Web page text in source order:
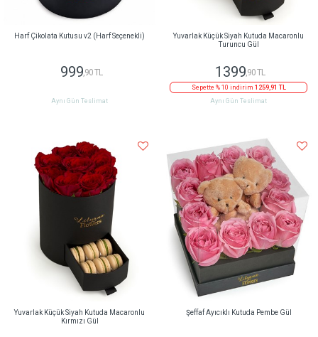
Harf Çikolata Kutusu v2 (Harf Seçenekli)
999,90 TL
Aynı Gün Teslimat
Yuvarlak Küçük Siyah Kutuda Macaronlu
Turuncu Gül
1399,90 TL
Sepette % 10 indirim 1259,91 TL
Aynı Gün Teslimat
Yuvarlak Küçük Siyah Kutuda Macaronlu
Kırmızı Gül
Şeffaf Ayıcıklı Kutuda Pembe Gül